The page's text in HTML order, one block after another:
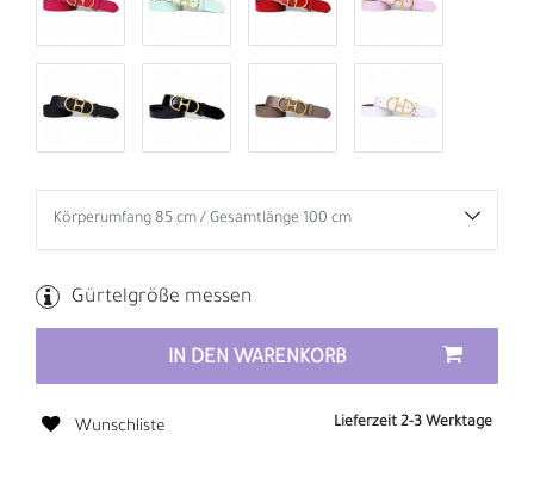
Gürtelgröße messen
IN DEN WARENKORB
Wunschliste Lieferzeit 2-3 Werktage